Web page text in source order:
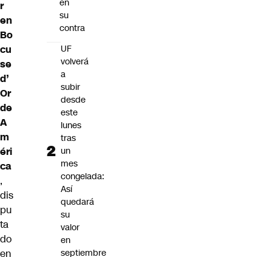
r
en
Bo
cu
se
d’
Or
de
A
m
éri
ca
,
dis
pu
ta
do
en
en
su
contra
UF
volverá
a
subir
desde
este
lunes
tras
un
mes
congelada:
Así
quedará
su
valor
en
septiembre